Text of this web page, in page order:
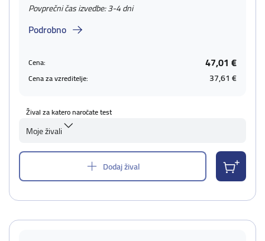
Povprečni čas izvedbe: 3-4 dni
Podrobno
Cena: 47,01 €
Cena za vzreditelje: 37,61 €
Žival za katero naročate test
Moje živali
Dodaj žival